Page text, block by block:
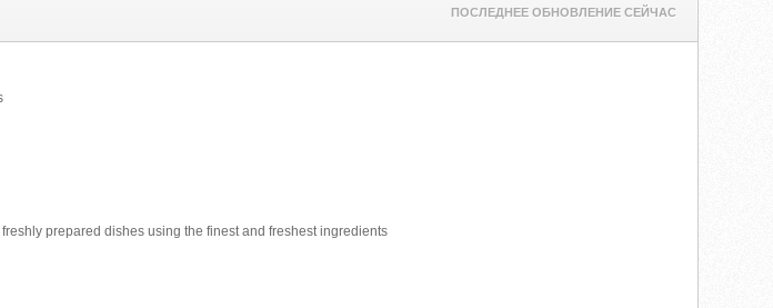
ПОСЛЕДНЕЕ ОБНОВЛЕНИЕ СЕЙЧАС
prepared dishes using the finest and freshest ingredients